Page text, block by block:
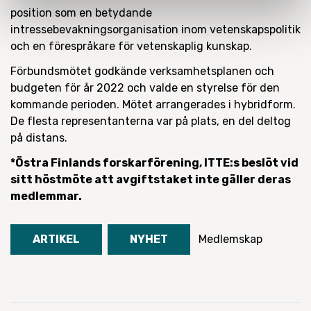
position som en betydande
intressebevakningsorganisation inom vetenskapspolitik
och en förespråkare för vetenskaplig kunskap.
Förbundsmötet godkände verksamhetsplanen och
budgeten för år 2022 och valde en styrelse för den
kommande perioden. Mötet arrangerades i hybridform.
De flesta representanterna var på plats, en del deltog
på distans.
*Östra Finlands forskarförening, ITTE:s beslöt vid
sitt höstmöte att avgiftstaket inte gäller deras
medlemmar.
ARTIKEL NYHET Medlemskap